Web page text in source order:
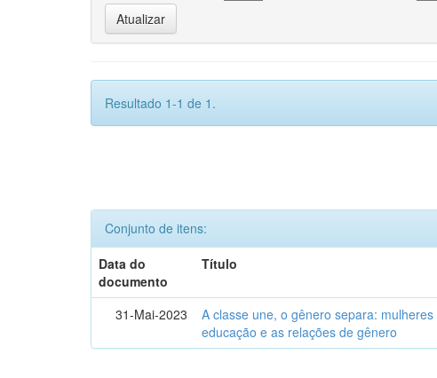
Resultado 1-1 de 1.
Conjunto de itens:
Data do
documento
Título
31-Mai-2023
A classe une, o gênero separa:
educação e as relações de gênero